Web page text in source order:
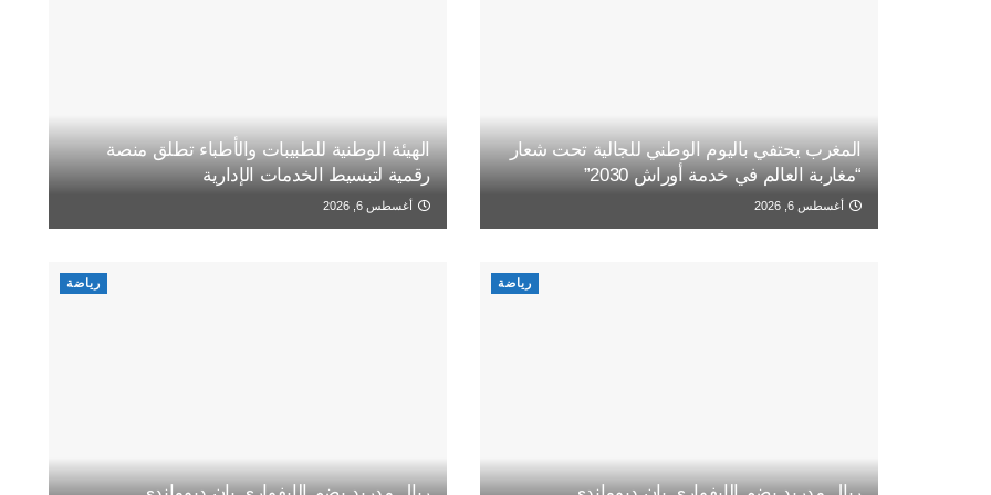
المغرب يحتفي باليوم الوطني للجالية تحت شعار
“مغاربة العالم في خدمة أوراش 2030”
أغسطس 6, 2026
الهيئة الوطنية للطبيبات والأطباء تطلق منصة
رقمية لتبسيط الخدمات الإدارية
أغسطس 6, 2026
رياضة رياضة